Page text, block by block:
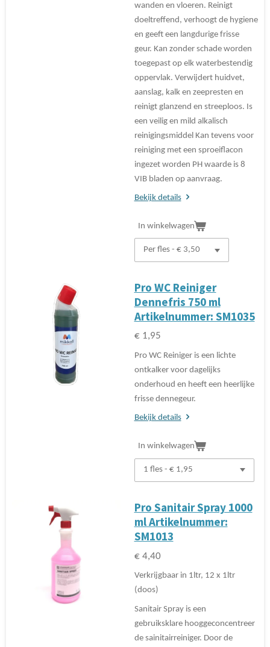
wanden en vloeren. Reinigt
doeltreffend, verhoogt de hygiene
en geeft een langdurige frisse
geur. Kan zonder schade worden
toegepast op elk waterbestendig
oppervlak. Verwijdert huidvet,
aanslag, kalk en zeepresten en
reinigt glanzend en streeploos. Is
een veilig en mild alkalisch
reinigingsmiddel Kan tevens voor
reiniging met een sproeiflacon
ingezet worden PH waarde is 8
VIB bladen op aanvraag.
Bekijk details
In winkelwagen
Pro WC Reiniger
Dennefris 750 ml
Artikelnummer: SM1035
€ 1,95
Pro WC Reiniger is een lichte
ontkalker voor dagelijks
onderhoud en heeft een heerlijke
frisse dennegeur.
Bekijk details
In winkelwagen
Pro Sanitair Spray 1000
ml Artikelnummer:
SM1013
€ 4,40
Verkrijgbaar in 1ltr, 12 x 1ltr
(doos)
Sanitair Spray is een
gebruiksklare hooggeconcentreer
de sainitairreiniger. Door de